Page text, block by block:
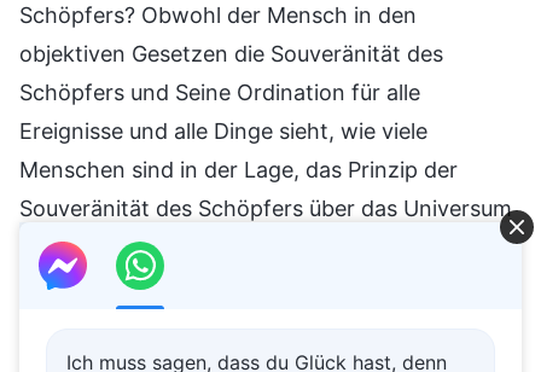
Schöpfers? Obwohl der Mensch in den
objektiven Gesetzen die Souveränität des
Schöpfers und Seine Ordination für alle
Ereignisse und alle Dinge sieht, wie viele
Menschen sind in der Lage, das Prinzip der
Souveränität des Schöpfers über das Universum
zu erfassen? Wie viele Menschen können
wirklich die Souveränität und Anordnung des
erkennen, akzeptieren und sich ihnen fügen?
Ich muss sagen, dass du Glück hast, denn